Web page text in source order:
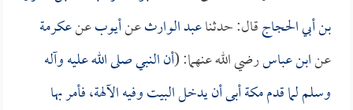
بن أبي الحجاجقال: حدثناعبد الوارثعنأيوبعنعكرمة
عنابن عباسرضي الله عنهما: (أن النبي صلى الله عليه وآله
وسلم لما قدم مكة أبى أن يدخل البيت وفيه الآلهة، فأمر بها